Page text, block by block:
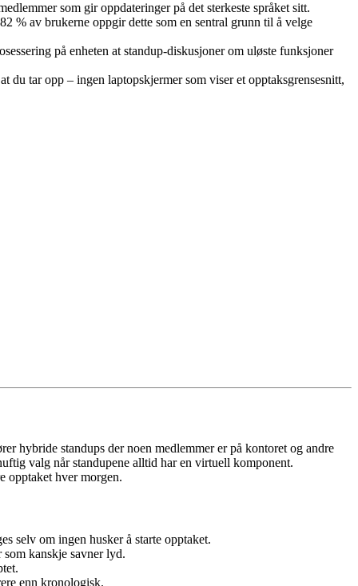
som gir oppdateringer på det sterkeste språket sitt.
% av brukerne oppgir dette som en sentral grunn til å velge
på enheten at standup-diskusjoner om uløste funksjoner
tar opp – ingen laptopskjermer som viser et opptaksgrensesnitt,
hybride standups der noen medlemmer er på kontoret og andre
valg når standupene alltid har en virtuell komponent.
opptaket hver morgen.
selv om ingen husker å starte opptaket.
kanskje savner lyd.
enn kronologisk.